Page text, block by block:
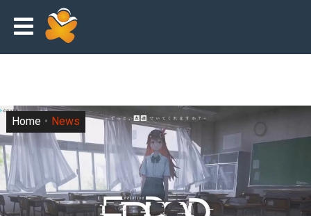
Home News